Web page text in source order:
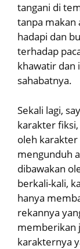
tangani di
tanpa makan
hadapi dan
terhadap
khawatir dan
sahabatnya.
Sekali lagi,
karakter
oleh karakter
mengunduh
dibawakan
berkali-kali,
hanya
rekannya
memberikan
karakternya